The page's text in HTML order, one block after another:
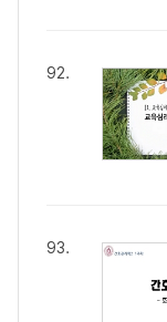
92.
93.